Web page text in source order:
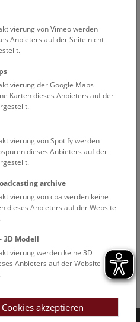
Museum
von Vimeo werden
Anbieters auf der Seite nicht
der Google Maps
Karten dieses Anbieters auf der
von Spotify werden
dieses Anbieters auf der
archive
von cba werden keine
dieses Anbieters auf der Website
3D Modell
werden keine 3D
Anbieters auf der Website
akzeptieren